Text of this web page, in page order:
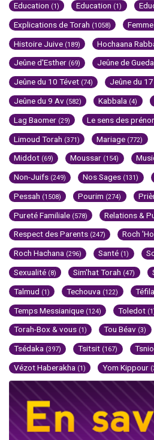
Education (1) Education (1)
Explications de Torah (1058)
Histoire Juive (189) Hochaana
Jeûne d'Esther (69) Jeûne de
Jeûne du 10 Tévet (74) Jeûne du
Jeûne du 9 Av (582) Kabbala (4)
Lag Baomer (29) Le sens des
Limoud Torah (371) Mariage (772)
Middot (69) Moussar (154)
Non-Juifs (249) Nos Sages (131)
Pessah (1508) Pourim (274)
Pureté Familiale (578) Relations &
Respect des Parents (247) Roch
Roch Hachana (296) Santé (1)
Sexualité (8) Sim'hat Torah (47)
Talmud (1) Techouva (122) Téfila
Temps Messianique (124) Toledot
Torah-Box & vous (1) Tou Béav (3)
Tsédaka (397) Tsitsit (167)
Vézot Haberakha (1) Yom Kippour